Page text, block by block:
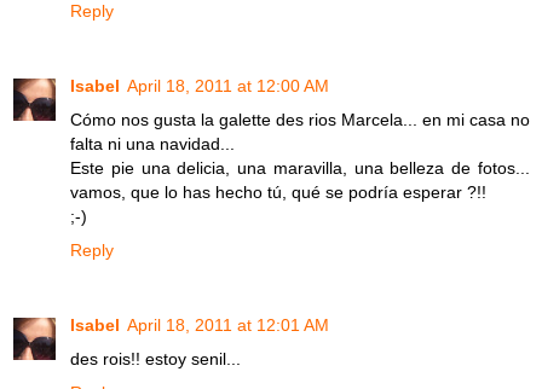
Reply
Isabel April 18, 2011 at 12:00 AM
Cómo nos gusta la galette des rios Marcela... en mi casa no
falta ni una navidad...
Este pie una delicia, una maravilla, una belleza de fotos...
vamos, que lo has hecho tú, qué se podría esperar ?!!
;-)
Reply
Isabel April 18, 2011 at 12:01 AM
des rois!! estoy senil...